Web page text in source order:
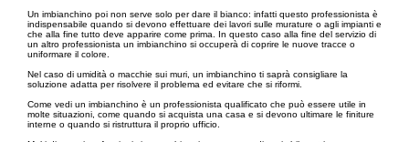
Un imbianchino poi non serve solo per dare il bianco: infatti questo professionista è
indispensabile quando si devono effettuare dei lavori sulle murature o agli impianti e
che alla fine tutto deve apparire come prima. In questo caso alla fine del servizio di
un altro professionista un imbianchino si occuperà di coprire le nuove tracce o
uniformare il colore.
Nel caso di umidità o macchie sui muri, un imbianchino ti saprà consigliare la
soluzione adatta per risolvere il problema ed evitare che si riformi.
Come vedi un imbianchino è un professionista qualificato che può essere utile in
molte situazioni, come quando si acquista una casa e si devono ultimare le finiture
interne o quando si ristruttura il proprio ufficio.